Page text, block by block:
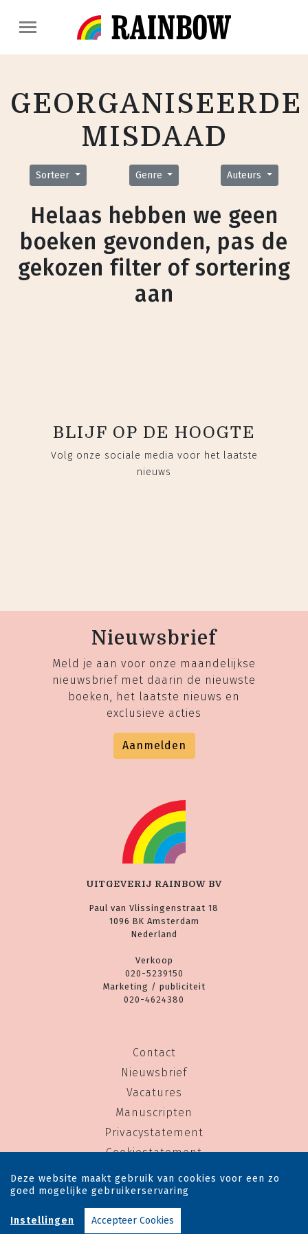
GEORGANISEERDE
MISDAAD
Sorteer Genre Auteurs
Helaas hebben we geen
boeken gevonden, pas de
gekozen filter of sortering
aan
BLIJF OP DE HOOGTE
Volg onze sociale media voor het laatste
nieuws
Nieuwsbrief
Meld je aan voor onze maandelijkse
nieuwsbrief met daarin de nieuwste
boeken, het laatste nieuws en
exclusieve acties
Aanmelden
UITGEVERIJ RAINBOW BV
Paul van Vlissingenstraat 18
1096 BK Amsterdam
Nederland
Verkoop
020-5239150
Marketing / publiciteit
020-4624380
Contact
Nieuwsbrief
Vacatures
Manuscripten
Privacystatement
Cookiestatement
Cookie-instellingen
Copyright © 1983-2026 Uitgeverij Rainbow - Alle rechten voorbehouden - Ontwerp door
Deze website maakt gebruik van cookies voor een zo
goed mogelijke gebruikerservaring
Instellingen Accepteer Cookies